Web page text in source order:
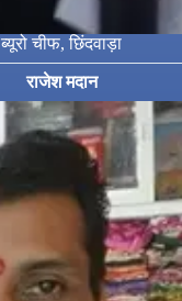
ब्यूरो चीफ, छिंदवाड़ा
राजेश मदान